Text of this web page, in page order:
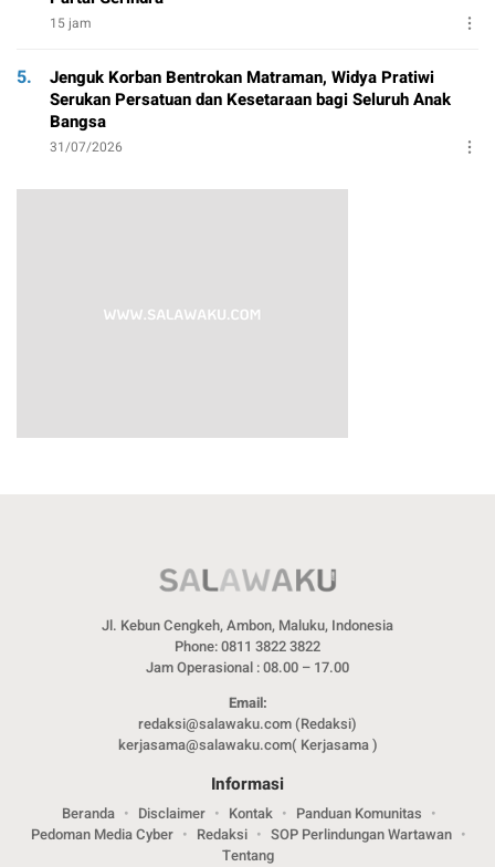
15 jam
5.
Jenguk Korban Bentrokan Matraman, Widya Pratiwi
Serukan Persatuan dan Kesetaraan bagi Seluruh Anak
Bangsa
31/07/2026
Jl. Kebun Cengkeh, Ambon, Maluku, Indonesia
Phone: 0811 3822 3822
Jam Operasional : 08.00 – 17.00
Email:
redaksi@salawaku.com (Redaksi)
kerjasama@salawaku.com( Kerjasama )
Informasi
Beranda Disclaimer Kontak
Panduan Komunitas
Pedoman Media Cyber
Redaksi
SOP Perlindungan Wartawan
Tentang